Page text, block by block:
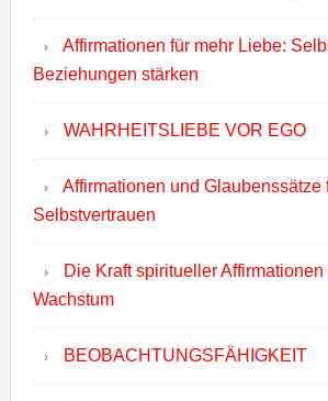
Affirmationen für mehr Liebe:
Beziehungen stärken
WAHRHEITSLIEBE VOR EGO
Affirmationen und Glaubenssätze
Selbstvertrauen
Die Kraft spiritueller
Wachstum
BEOBACHTUNGSFÄHIGKEIT